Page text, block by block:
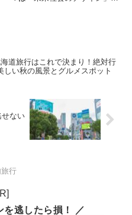
道旅行はこれで決まり！絶対行
しい秋の風景とグルメスポット
せない
旅行
を逃したら損！ ／